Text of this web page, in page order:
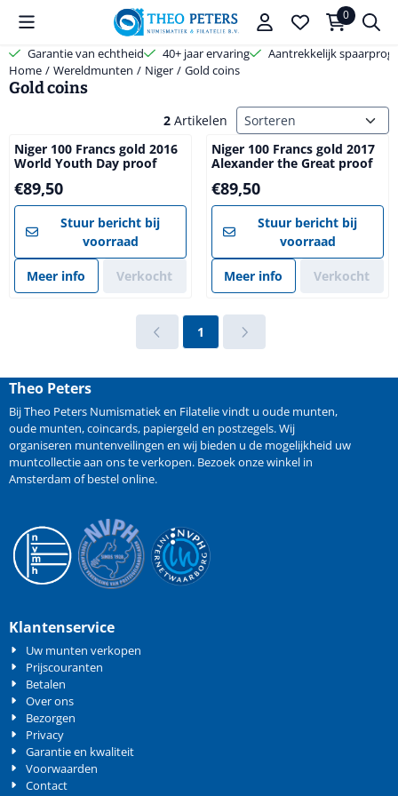
Cookievoorkeuren zijn beschikbaar. Kies instellingen of sta alle
0
Garantie van echtheid 40+ jaar ervaring
Aantrekkelijk
Home / Wereldmunten / Niger / Gold coins
Gold coins
2 Artikelen Sorteermethode
Niger 100 Francs gold 2016
World Youth Day proof
Prijs: 89,50
€89,50
Stuur bericht bij
voorraad
Meer info Verkocht
Niger 100 Francs gold 2017
Alexander the Great proof
Prijs: 89,50
€89,50
Stuur bericht bij
voorraad
Meer info Verkocht
1
Theo Peters
Bij Theo Peters Numismatiek en Filatelie vindt u oude munten,
oude munten,coincards, papiergeld en postzegels. Wij
organiseren muntenveilingen en wij bieden u de mogelijkheid uw
muntcollectie aan ons te verkopen. Bezoek onze winkel in
Amsterdam of bestel online.
Klantenservice
Uw munten verkopen
Prijscouranten
Betalen
Over ons
Bezorgen
Privacy
Garantie en kwaliteit
Voorwaarden
Contact